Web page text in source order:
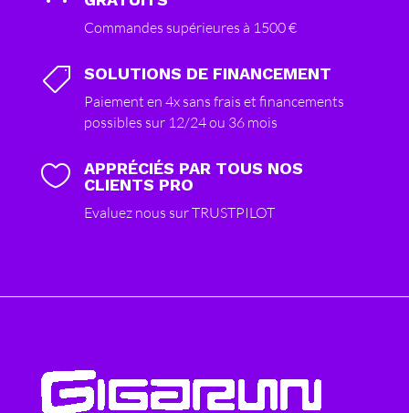
Commandes supérieures à 1500 €
 SOLUTIONS DE FINANCEMENT
Paiement en 4x sans frais et financements
possibles sur 12/24 ou 36 mois

APPRÉCIÉS PAR TOUS NOS
CLIENTS PRO
Evaluez nous sur TRUSTPILOT